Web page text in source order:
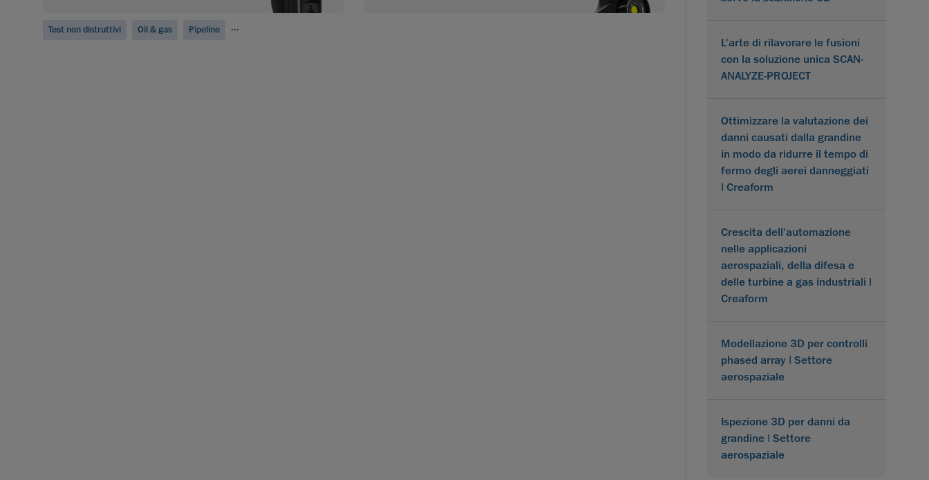
Test non distruttivi Oil & gas Pipeline ...
L'arte di rilavorare le fusioni
con la soluzione unica SCAN-
ANALYZE-PROJECT
Ottimizzare la valutazione dei
danni causati dalla grandine
in modo da ridurre il tempo di
fermo degli aerei danneggiati
| Creaform
Crescita dell'automazione
nelle applicazioni
aerospaziali, della difesa e
delle turbine a gas industriali |
Creaform
Modellazione 3D per controlli
phased array | Settore
aerospaziale
Ispezione 3D per danni da
grandine | Settore
aerospaziale